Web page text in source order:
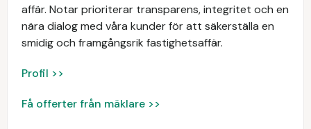
affär. Notar prioriterar transparens, integritet och en
nära dialog med våra kunder för att säkerställa en
smidig och framgångsrik fastighetsaffär.
Profil >>
Få offerter från mäklare >>